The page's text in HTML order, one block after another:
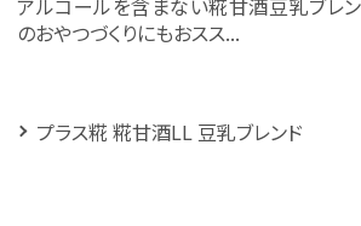
アルコールを含まない糀甘酒豆乳ブレ
のおやつづくりにもおスス...
プラス糀 糀甘酒LL 豆乳ブレンド